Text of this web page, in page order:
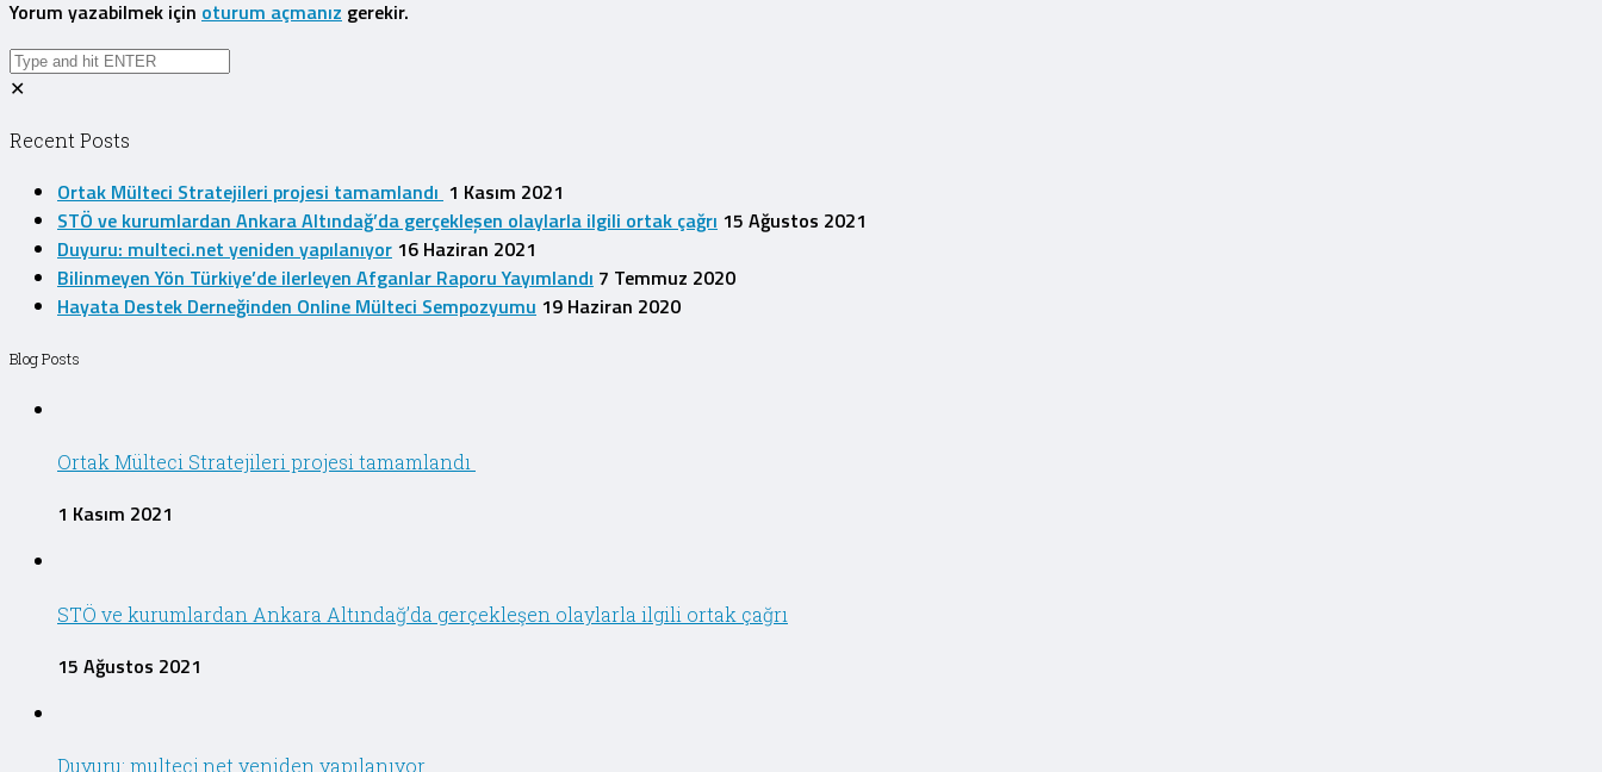
Yorum yazabilmek için oturum açmanız gerekir.
✕
Recent Posts
Ortak Mülteci Stratejileri projesi tamamlandı 1 Kasım 2021
STÖ ve kurumlardan Ankara Altındağ’da gerçekleşen olaylarla ilgili ortak çağrı 15 Ağustos 2021
Duyuru: multeci.net yeniden yapılanıyor 16 Haziran 2021
Bilinmeyen Yön Türkiye’de ilerleyen Afganlar Raporu Yayımlandı 7 Temmuz 2020
Hayata Destek Derneğinden Online Mülteci Sempozyumu 19 Haziran 2020
Blog Posts
Ortak Mülteci Stratejileri projesi tamamlandı
1 Kasım 2021
STÖ ve kurumlardan Ankara Altındağ’da gerçekleşen olaylarla ilgili ortak çağrı
15 Ağustos 2021
Duyuru: multeci.net yeniden yapılanıyor